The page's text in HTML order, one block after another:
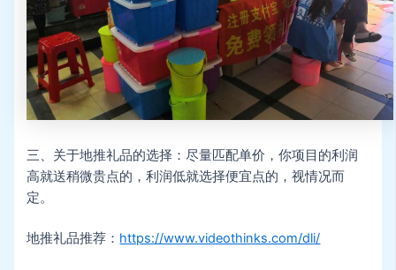
三、关于地推礼品的选择：尽量匹配单价，你项目的利润
高就送稍微贵点的，利润低就选择便宜点的，视情况而
定。
地推礼品推荐： https://www.videothinks.com/dli/